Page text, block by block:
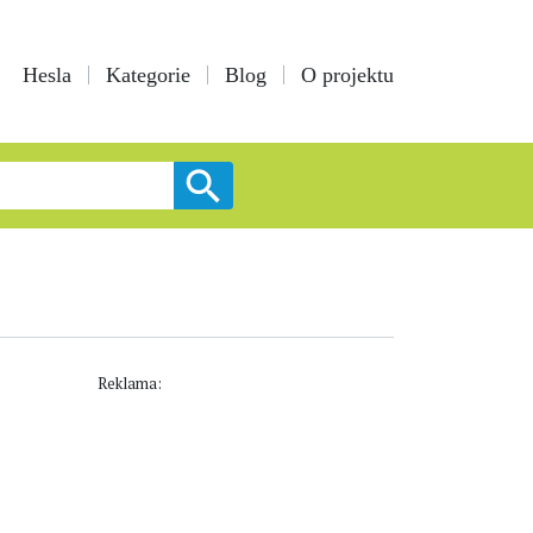
Hesla Kategorie Blog O projektu
Reklama: